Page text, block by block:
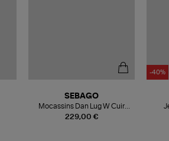
229,00 €
SEBAGO
Mocassins Dan Lug W Cuir
Black Regular
-40%